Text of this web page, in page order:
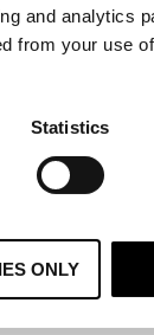
and analytics
from your use
Statistics
ONLY
Ihr